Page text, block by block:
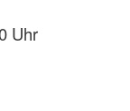
Uhr